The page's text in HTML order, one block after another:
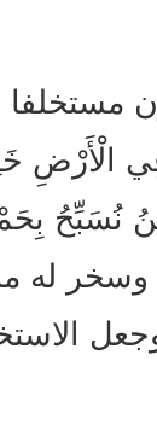
الْأَرْضِ
نُسَبِّحُ
إِنِّي أَعْلَمُ مَا لَا
وجعل